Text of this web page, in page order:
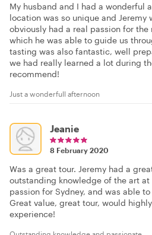
My husband and I had a wonderful
location was so unique and Jeremy
obviously had a real passion for
which he was able to guide us
tasting was also fantastic, well
we had really learned a lot during
recommend!
Just a wonderfull afternoon
Jeanie
8 February 2020
Was a great tour. Jeremy had a
outstanding knowledge of the art at
passion for Sydney, and was able
Great value, great tour, would
experience!